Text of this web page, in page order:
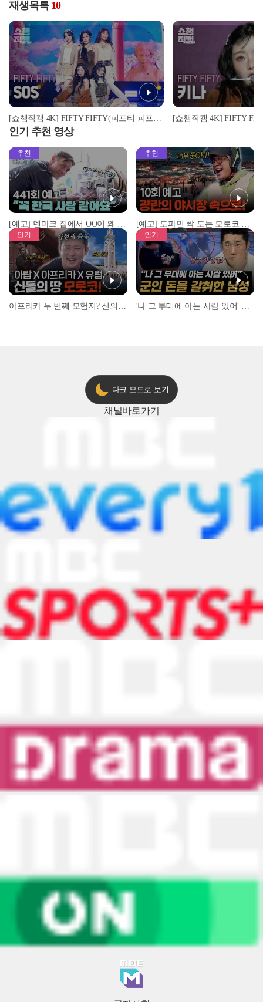
재생목록 10
[쇼챔직캠 4K] FIFTY FIFTY(피프티 피프티) - SOS | Show Champion | EP.535 | 241002
인기 추천 영상
추천
[예고] 덴마크 집에서 OO이 왜 나와...? 이상할 정도로 한국을 사랑하는 우리 형을 제보합니다!
추천
[예고] 도파민 싹 도는 모로코 야시장 투어!
인기 인기
다크 모드로 보기
채널바로가기